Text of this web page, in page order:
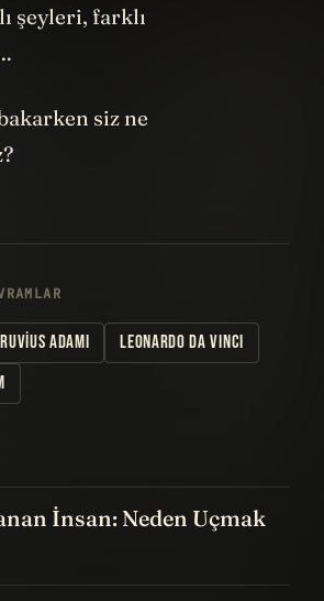
şeyleri, farklı
siz ne
ADAMI
LEONARDO DA VINCI
İnsan: Neden Uçmak